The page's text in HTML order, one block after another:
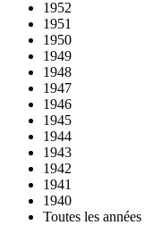
1952
1951
1950
1949
1948
1947
1946
1945
1944
1943
1942
1941
1940
Toutes les années